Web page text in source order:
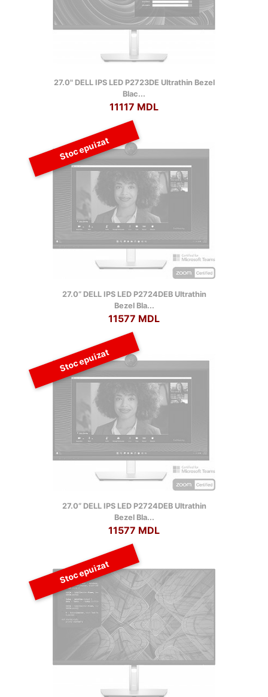
27.0" DELL IPS LED P2723DE Ultrathin Bezel
Blac...
11117 MDL
Stoc epuizat
27.0” DELL IPS LED P2724DEB Ultrathin
Bezel Bla...
11577 MDL
Stoc epuizat
27.0” DELL IPS LED P2724DEB Ultrathin
Bezel Bla...
11577 MDL
Stoc epuizat